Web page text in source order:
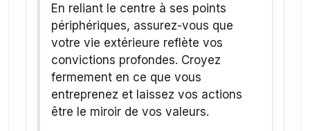
En reliant le centre à ses points
périphériques, assurez-vous que
votre vie extérieure reflète vos
convictions profondes. Croyez
fermement en ce que vous
entreprenez et laissez vos actions
être le miroir de vos valeurs.